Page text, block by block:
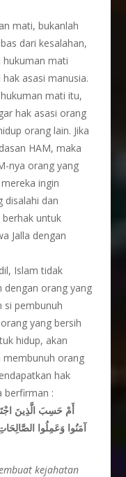
mati, bukanlah
dari kesalahan,
hukuman mati
asasi manusia.
mati itu,
hak asasi orang
orang lain. Jika
HAM, maka
nya orang yang
ingin
disalahi dan
untuk
Jalla dengan
Islam tidak
dengan orang yang
si pembunuh
yang bersih
hidup, akan
membunuh orang
hak
berfirman :
أَمْ حَسِبَ الَّذِينَ
آمَنُوا وَعَمِلُوا
kejahatan